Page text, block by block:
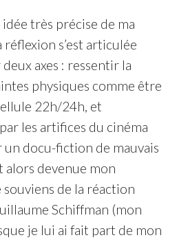
idée très précise de ma
réflexion s’est articulée
axes : ressentir la
physiques comme être
22h/24h, et
les artifices du cinéma
un docu-fiction de mauvais
alors devenue mon
de la réaction
Schiffman (mon
je lui ai fait part de mon